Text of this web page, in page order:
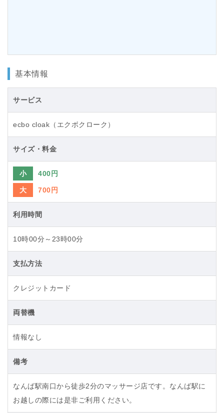
基本情報
サービス
ecbo cloak（エクボクローク）
サイズ・料金
小 400円
大 700円
利用時間
10時00分～23時00分
支払方法
クレジットカード
両替機
情報なし
備考
なんば駅南口から徒歩2分のマッサージ店です。なんば駅に
お越しの際には是非ご利用ください。